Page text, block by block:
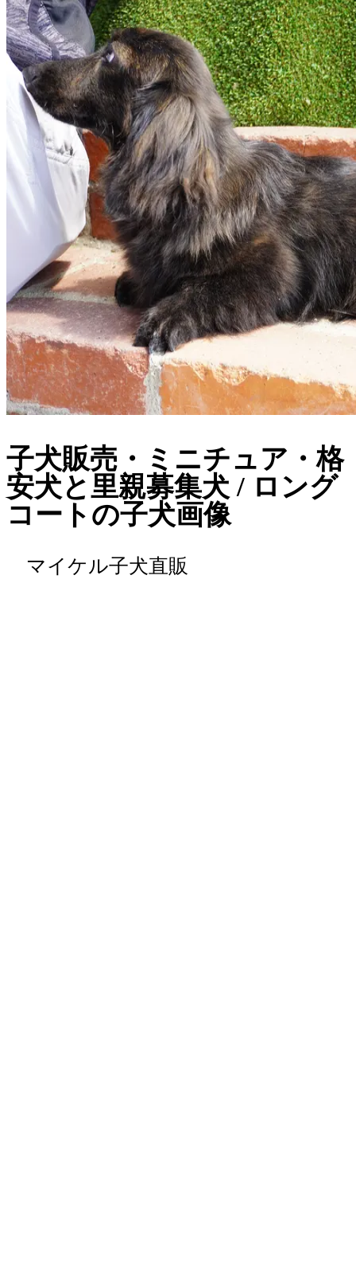
子犬販売・ミニチュア・格
安犬と里親募集犬 / ロング
コートの子犬画像
マイケル子犬直販